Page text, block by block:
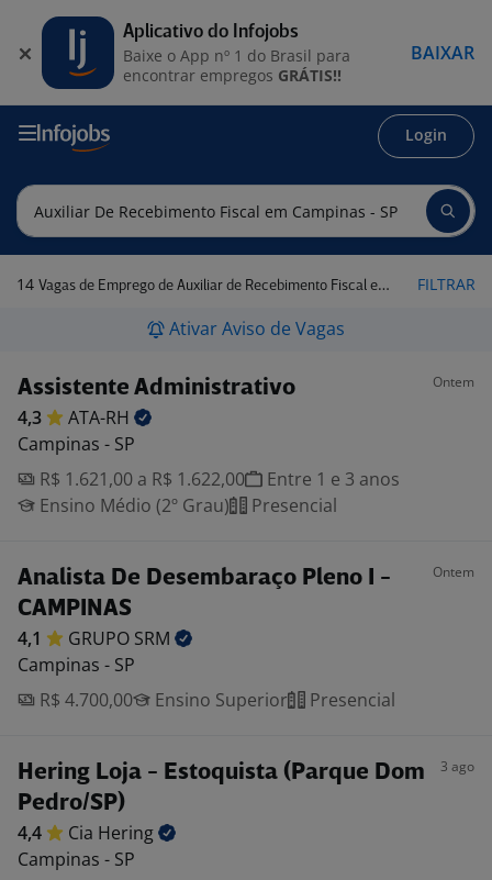
Login
14 Vagas de Emprego de Auxiliar de Recebimento Fiscal em Campinas - SP FILTRAR
Ativar Aviso de Vagas
Assistente Administrativo Ontem
4,3
ATA-RH
Campinas - SP
R$ 1.621,00 a R$ 1.622,00
Entre 1 e 3 anos
Ensino Médio (2º Grau)
Presencial
Analista De Desembaraço Pleno I -
CAMPINAS
Ontem
4,1 GRUPO SRM
Campinas - SP
R$ 4.700,00
Ensino Superior Presencial
Hering Loja - Estoquista (Parque Dom
Pedro/SP)
3 ago
4,4 Cia Hering
Campinas - SP
Aplicativo do Infojobs
Baixe o App nº 1 do Brasil para
encontrar empregos GRÁTIS!!
BAIXAR